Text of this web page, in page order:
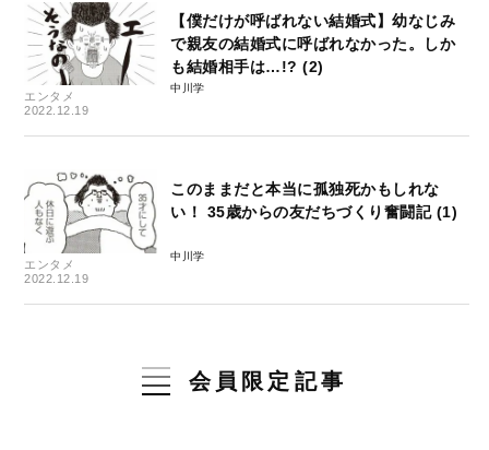
エンタメ
2022.12.19
【僕だけが呼ばれない結婚式】幼なじみ
で親友の結婚式に呼ばれなかった。しか
も結婚相手は…!? (2)
中川学
エンタメ
2022.12.19
このままだと本当に孤独死かもしれな
い！ 35歳からの友だちづくり奮闘記 (1)
中川学
会員限定記事